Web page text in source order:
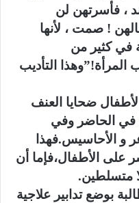
، فأسرتهن لن
! صمت ، لأنها
في كثير من
التأديب
الأطفال ضحايا العنف
في الحاضر وفي
و الأحاسيس.فهذا
على الأطفال،فإما أن
متسلطين.
بوضع تدابير علاجية